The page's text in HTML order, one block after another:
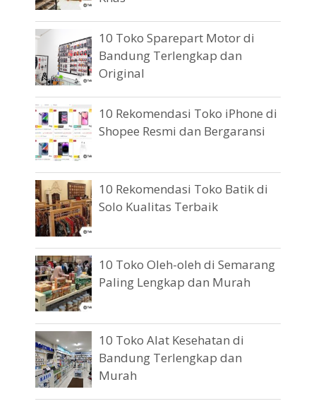
10 Toko Sparepart Motor di
Bandung Terlengkap dan
Original
10 Rekomendasi Toko iPhone di
Shopee Resmi dan Bergaransi
10 Rekomendasi Toko Batik di
Solo Kualitas Terbaik
10 Toko Oleh-oleh di Semarang
Paling Lengkap dan Murah
10 Toko Alat Kesehatan di
Bandung Terlengkap dan
Murah